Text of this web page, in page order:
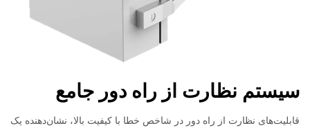
سیستم نظارت از راه دور جامع
قابلیت‌های نظارت از راه دور در شاخص خطا با کیفیت بالا، نشان‌دهنده یک